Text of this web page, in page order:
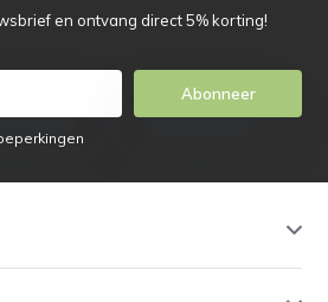
en ontvang direct 5% korting!
Abonneer